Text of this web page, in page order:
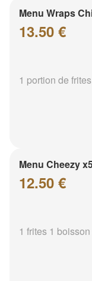
Menu Wraps
13.50 €
1 portion de
Menu Cheezy
12.50 €
1 frites 1